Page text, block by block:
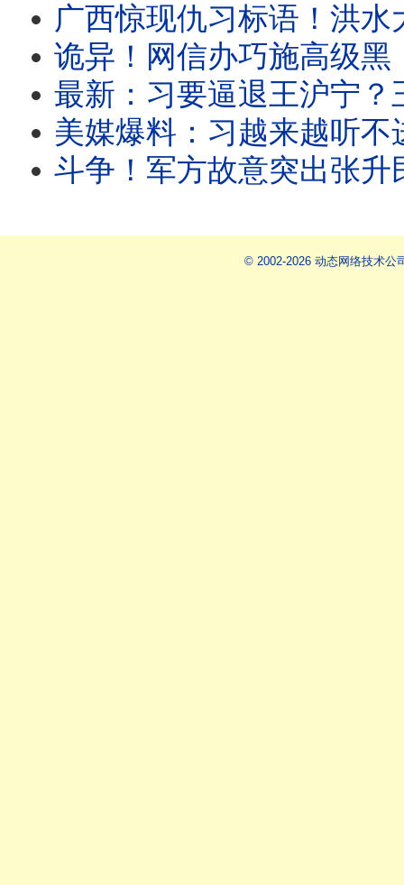
广西惊现仇习标语！洪水大火风灾，中国人遭遇权力傲慢！中南海只剩
诡异！网信办巧施高级黑，透露他两个新绰号。中国网红被捕，只因有
最新：习要逼退王沪宁？王副手突然被失踪！国安部副部长空降外
美媒爆料：习越来越听不进任何声音。派毒贩跨境攻击媒体人，国台办认了！
斗争！军方故意突出张升民，直接杠上蔡奇！广西当局偷偷泄洪，民
© 2002-2026 动态网络技术公